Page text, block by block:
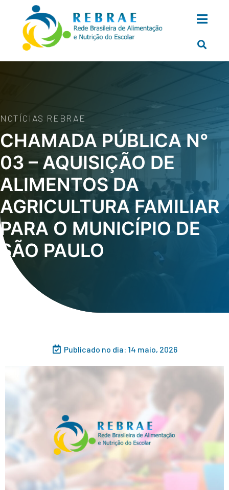
NOTÍCIAS REBRAE
CHAMADA PÚBLICA N°
03 – AQUISIÇÃO DE
ALIMENTOS DA
AGRICULTURA FAMILIAR
PARA O MUNICÍPIO DE
SÃO PAULO
Publicado no dia: 14 maio, 2026